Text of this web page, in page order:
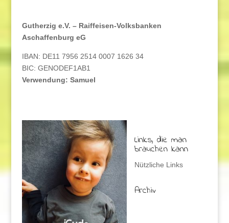
Gutherzig e.V. – Raiffeisen-Volksbanken
Aschaffenburg eG
IBAN: DE11 7956 2514 0007 1626 34
BIC: GENODEF1AB1
Verwendung: Samuel
Links, die man
brauchen kann
Nützliche Links
Archiv